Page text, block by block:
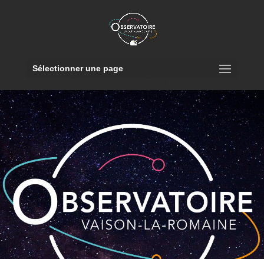
Sélectionner une page